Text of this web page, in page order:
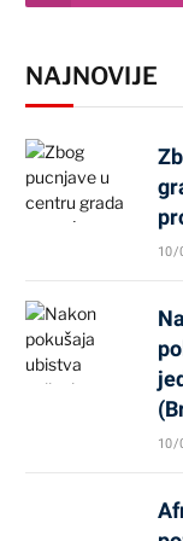
NAJNOVIJE
10/
10/